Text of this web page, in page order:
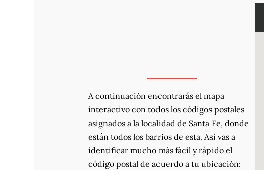
A continuación encontrarás el mapa
interactivo con todos los códigos postales
asignados a la localidad de Santa Fe, donde
están todos los barrios de esta. Así vas a
identificar mucho más fácil y rápido el
código postal de acuerdo a tu ubicación: